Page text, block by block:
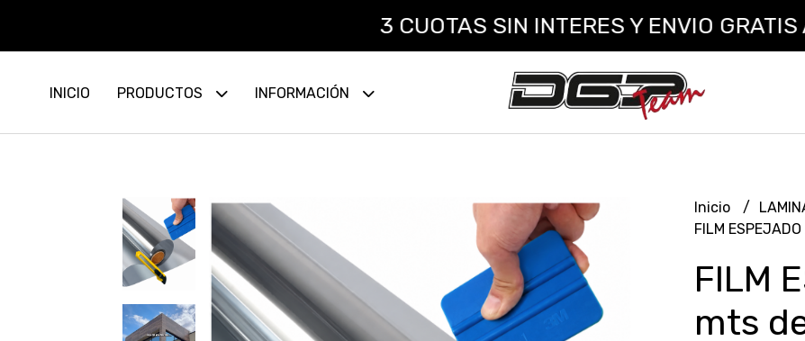
3 CUOTAS SIN INTERES Y ENVIO GRATIS A
INICIO PRODUCTOS INFORMACIÓN
Inicio
FILM
FILM
mts